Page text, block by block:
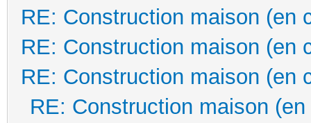
RE: Construction maison (en
RE: Construction maison (en
RE: Construction maison (en
RE: Construction maison